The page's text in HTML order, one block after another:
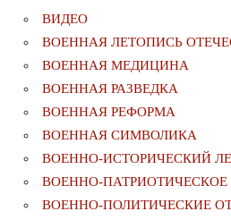
ВИДЕО
ВОЕННАЯ ЛЕТОПИСЬ
ВОЕННАЯ МЕДИЦИНА
ВОЕННАЯ РАЗВЕДКА
ВОЕННАЯ РЕФОРМА
ВОЕННАЯ СИМВОЛИКА
ВОЕННО-ИСТОРИЧЕСКИЙ
ВОЕННО-
ВОЕННО-ПОЛИТИЧЕСКИE